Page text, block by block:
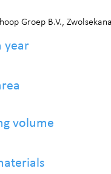
Groep B.V.,
year
volume